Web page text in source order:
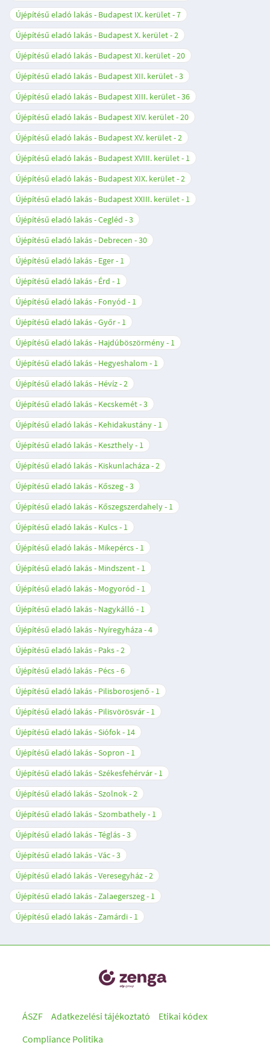
Újépítésű eladó lakás - Budapest IX. kerület 7
Újépítésű eladó lakás - Budapest X. kerület 2
Újépítésű eladó lakás - Budapest XI. kerület 20
Újépítésű eladó lakás - Budapest XII. kerület 3
Újépítésű eladó lakás - Budapest XIII. kerület 36
Újépítésű eladó lakás - Budapest XIV. kerület 20
Újépítésű eladó lakás - Budapest XV. kerület 2
Újépítésű eladó lakás - Budapest XVIII. kerület
1
Újépítésű eladó lakás - Budapest XIX. kerület 2
Újépítésű eladó lakás - Budapest XXIII. kerület
1
Újépítésű eladó lakás - Cegléd
3
Újépítésű eladó lakás - Debrecen
30
Újépítésű eladó lakás - Eger
1
Újépítésű eladó lakás - Érd
1
Újépítésű eladó lakás - Fonyód
1
Újépítésű eladó lakás - Győr
1
Újépítésű eladó lakás - Hajdúböszörmény
1
Újépítésű eladó lakás - Hegyeshalom
1
Újépítésű eladó lakás - Hévíz 2
Újépítésű eladó lakás - Kecskemét 3
Újépítésű eladó lakás - Kehidakustány
1
Újépítésű eladó lakás - Keszthely
1
Újépítésű eladó lakás - Kiskunlacháza 2
Újépítésű eladó lakás - Kőszeg 3
Újépítésű eladó lakás - Kőszegszerdahely
1
Újépítésű eladó lakás - Kulcs
1
Újépítésű eladó lakás - Mikepércs
1
Újépítésű eladó lakás - Mindszent
1
Újépítésű eladó lakás - Mogyoród
1
Újépítésű eladó lakás - Nagykálló
1
Újépítésű eladó lakás - Nyíregyháza 4
Újépítésű eladó lakás - Paks 2
Újépítésű eladó lakás - Pécs 6
Újépítésű eladó lakás - Pilisborosjenő
1
Újépítésű eladó lakás - Pilisvörösvár
1
Újépítésű eladó lakás - Siófok
14
Újépítésű eladó lakás - Sopron
1
Újépítésű eladó lakás - Székesfehérvár
1
Újépítésű eladó lakás - Szolnok 2
Újépítésű eladó lakás - Szombathely
1
Újépítésű eladó lakás - Téglás 3
Újépítésű eladó lakás - Vác 3
Újépítésű eladó lakás - Veresegyház 2
Újépítésű eladó lakás - Zalaegerszeg
1
Újépítésű eladó lakás - Zamárdi
1
ÁSZF Adatkezelési tájékoztató
Etikai kódex
Compliance Politika